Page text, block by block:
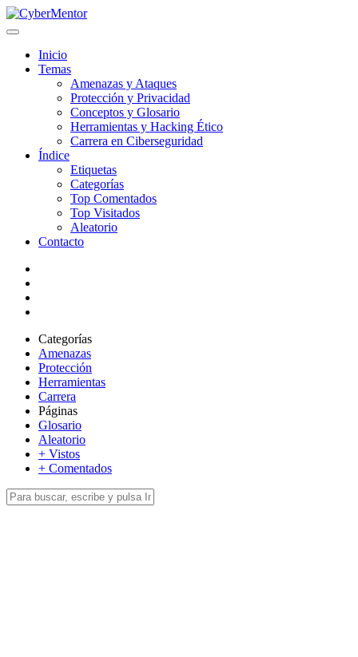
Inicio
Temas
Amenazas y Ataques
Protección y Privacidad
Conceptos y Glosario
Herramientas y Hacking Ético
Carrera en Ciberseguridad
Índice
Etiquetas
Categorías
Top Comentados
Top Visitados
Aleatorio
Contacto
Categorías
Amenazas
Protección
Herramientas
Carrera
Páginas
Glosario
Aleatorio
+ Vistos
+ Comentados